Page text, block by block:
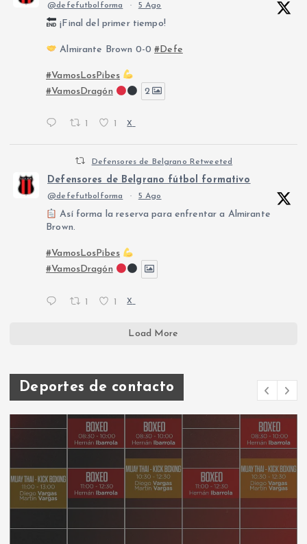
@defefutbolforma · 5 Ago
¡Final del primer tiempo!
Almirante Brown 0-0#Defe
#VamosLosPibes
#VamosDragón
2
X
Defensores de Belgrano Retweeted
Defensores de Belgrano fútbol formativo
@defefutbolforma · 5 Ago
Así forma la reserva para enfrentar a Almirante
Brown.
#VamosLosPibes
#VamosDragón
1 1 X
Load More
Deportes de contacto